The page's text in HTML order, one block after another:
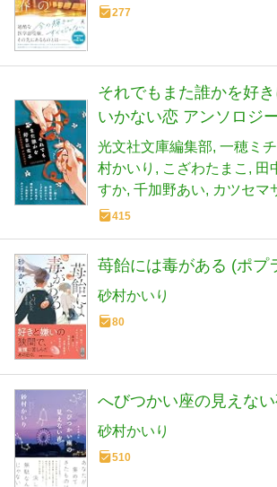
277
それでもまた誰かを好
いかない恋 アンソロジ
光文社文庫編集部 一穂ミチ
村かいり
こざわたまこ 田
すか 千加野あい カツセマ
415
苺飴には毒がある (ポプ
砂村かいり
80
へびつかい座の見えな
砂村かいり
510